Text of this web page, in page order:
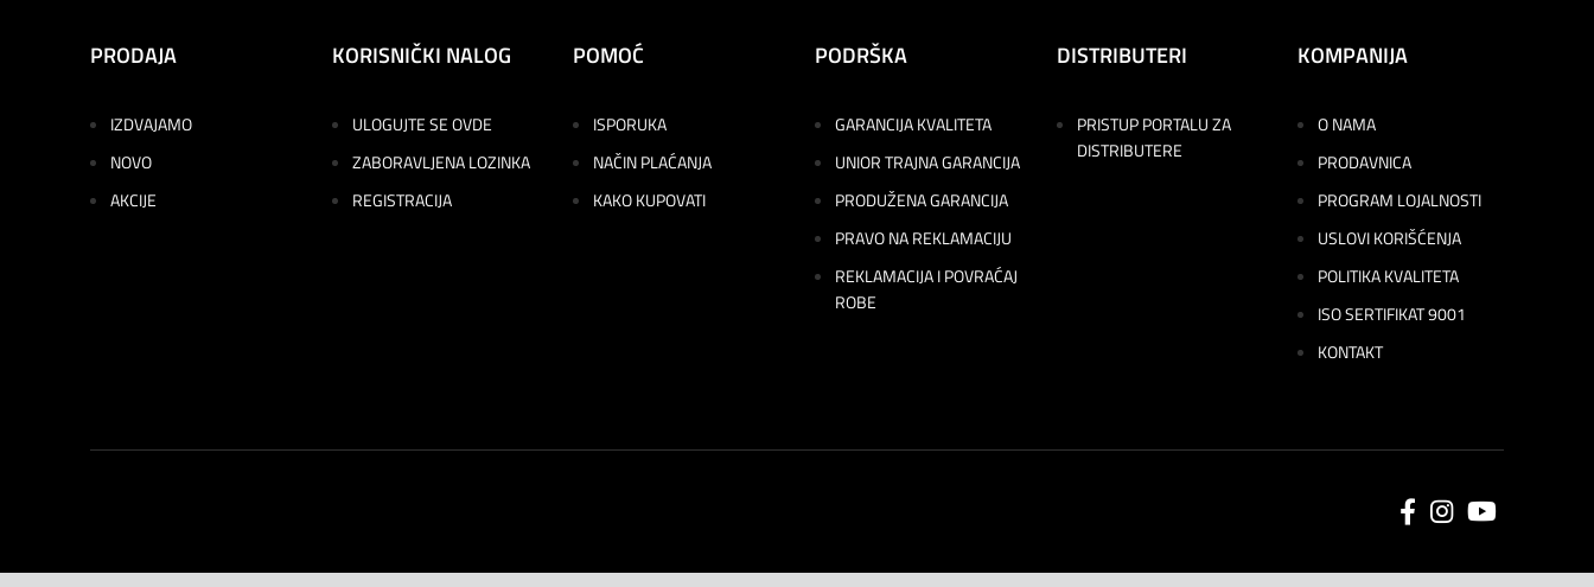
PRODAJA
IZDVAJAMO
NOVO
AKCIJE
KORISNIČKI NALOG
ULOGUJTE SE OVDE
ZABORAVLJENA LOZINKA
REGISTRACIJA
POMOĆ
ISPORUKA
NAČIN PLAĆANJA
KAKO KUPOVATI
PODRŠKA
GARANCIJA KVALITETA
UNIOR TRAJNA GARANCIJA
PRODUŽENA GARANCIJA
PRAVO NA REKLAMACIJU
REKLAMACIJA I POVRAĆAJ
ROBE
DISTRIBUTERI
PRISTUP PORTALU ZA
DISTRIBUTERE
KOMPANIJA
O NAMA
PRODAVNICA
PROGRAM LOJALNOSTI
USLOVI KORIŠĆENJA
POLITIKA KVALITETA
ISO SERTIFIKAT 9001
KONTAKT